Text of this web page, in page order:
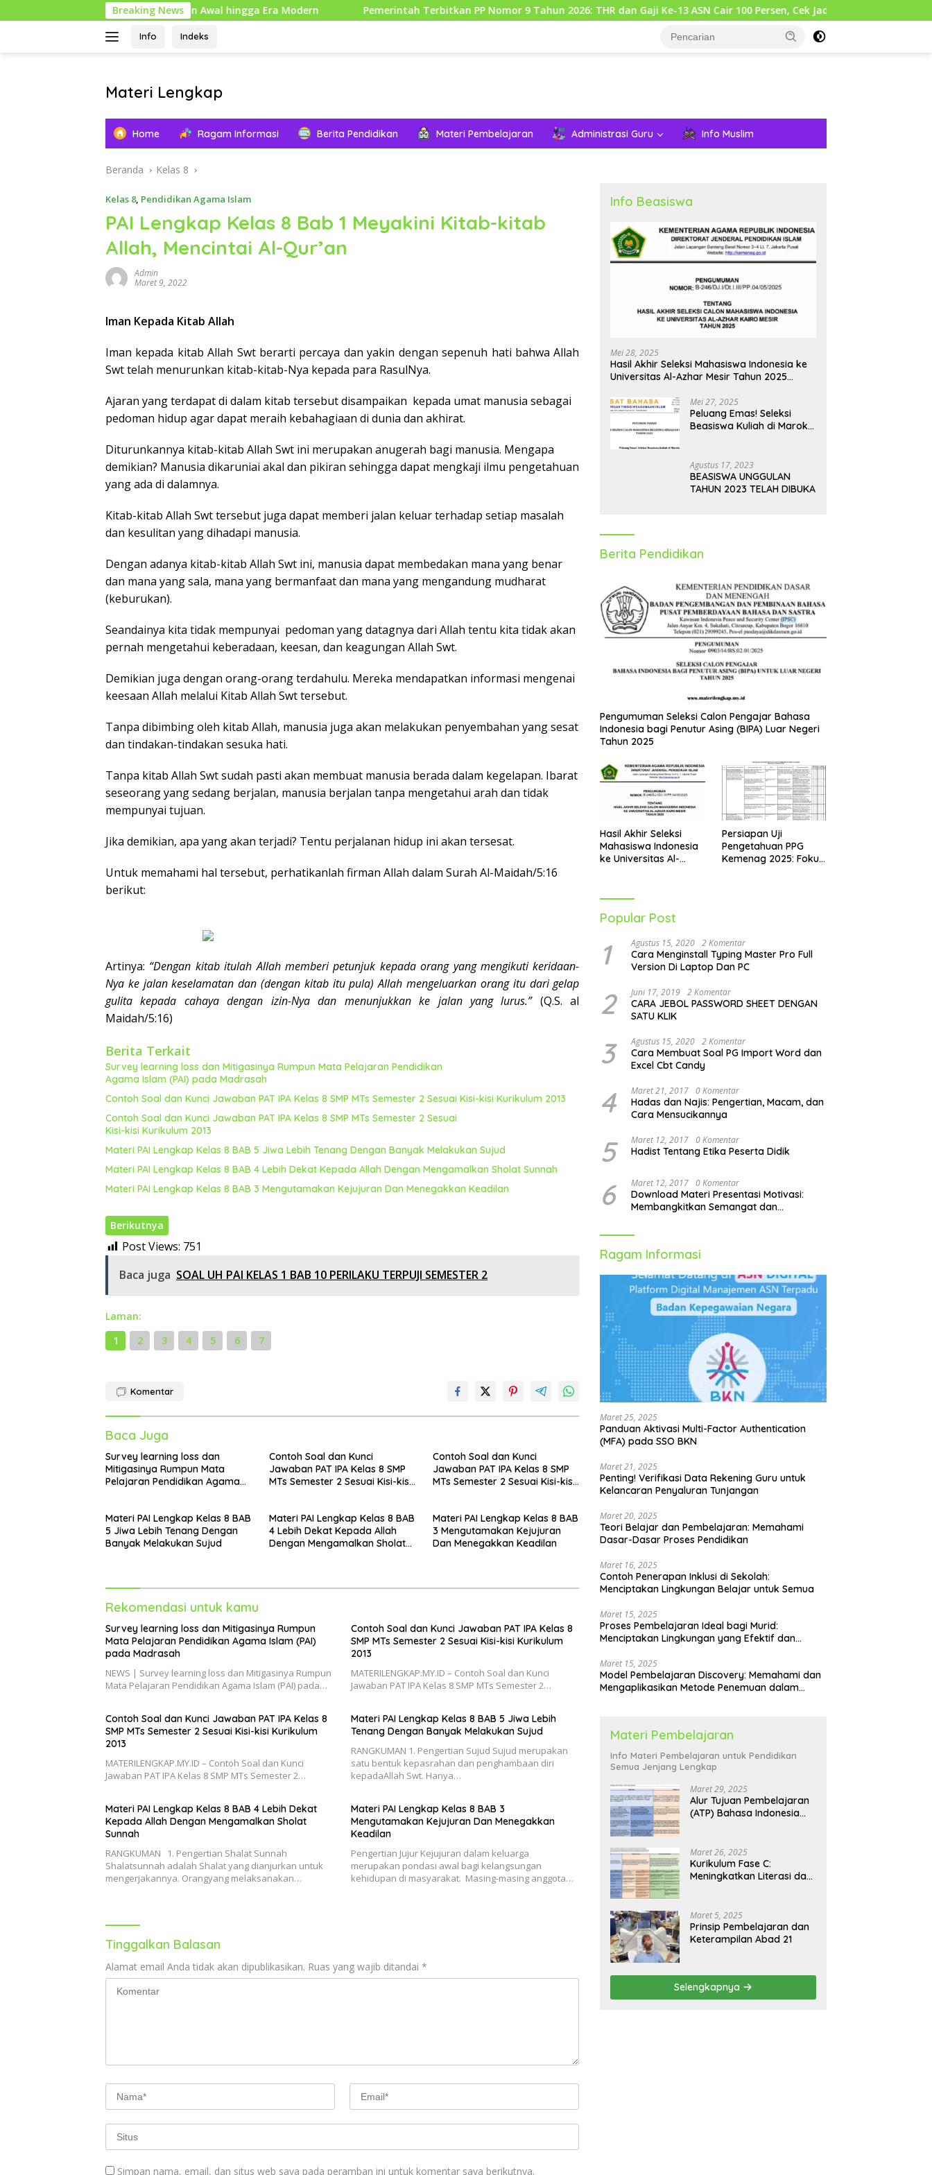
ke
Breaking News
Komputer: Dari Penemuan Awal hingga Era Modern Pemerintah Terbitkan PP Nomor 9 Tahun 2026: THR dan Gaji Ke-13 ASN Cair 100 Persen, Cek Jadwalnya!
Info Indeks
Materi Lengkap
Pendidikan
Lengkap
Home Ragam Informasi Berita Pendidikan Materi Pembelajaran Administrasi Guru Info Muslim
Beranda Kelas 8
Kelas 8, Pendidikan Agama Islam
PAI Lengkap Kelas 8 Bab 1 Meyakini Kitab-kitab
Allah, Mencintai Al-Qur’an
Admin
Maret 9, 2022
Iman Kepada Kitab Allah
Iman kepada kitab Allah Swt berarti percaya dan yakin dengan sepenuh hati bahwa Allah
Swt telah menurunkan kitab-kitab-Nya kepada para RasulNya.
Ajaran yang terdapat di dalam kitab tersebut disampaikan kepada umat manusia sebagai
pedoman hidup agar dapat meraih kebahagiaan di dunia dan akhirat.
Diturunkannya kitab-kitab Allah Swt ini merupakan anugerah bagi manusia. Mengapa
demikian? Manusia dikaruniai akal dan pikiran sehingga dapat mengkaji ilmu pengetahuan
yang ada di dalamnya.
Kitab-kitab Allah Swt tersebut juga dapat memberi jalan keluar terhadap setiap masalah
dan kesulitan yang dihadapi manusia.
Dengan adanya kitab-kitab Allah Swt ini, manusia dapat membedakan mana yang benar
dan mana yang sala, mana yang bermanfaat dan mana yang mengandung mudharat
(keburukan).
Seandainya kita tidak mempunyai pedoman yang datagnya dari Allah tentu kita tidak akan
pernah mengetahui keberadaan, keesan, dan keagungan Allah Swt.
Demikian juga dengan orang-orang terdahulu. Mereka mendapatkan informasi mengenai
keesaan Allah melalui Kitab Allah Swt tersebut.
Tanpa dibimbing oleh kitab Allah, manusia juga akan melakukan penyembahan yang sesat
dan tindakan-tindakan sesuka hati.
Tanpa kitab Allah Swt sudah pasti akan membuat manusia berada dalam kegelapan. Ibarat
seseorang yang sedang berjalan, manusia berjalan tanpa mengetahui arah dan tidak
mempunyai tujuan.
Jika demikian, apa yang akan terjadi? Tentu perjalanan hidup ini akan tersesat.
Untuk memahami hal tersebut, perhatikanlah firman Allah dalam Surah Al-Maidah/5:16
berikut:
Artinya: “Dengan kitab itulah Allah memberi petunjuk kepada orang yang mengikuti keridaan-
Nya ke jalan keselamatan dan (dengan kitab itu pula) Allah mengeluarkan orang itu dari gelap
gulita kepada cahaya dengan izin-Nya dan menunjukkan ke jalan yang lurus.”(Q.S. al
Maidah/5:16)
Berita Terkait
Survey learning loss dan Mitigasinya Rumpun Mata Pelajaran Pendidikan
Agama Islam (PAI) pada Madrasah
Contoh Soal dan Kunci Jawaban PAT IPA Kelas 8 SMP MTs Semester 2 Sesuai Kisi-kisi Kurikulum 2013
Contoh Soal dan Kunci Jawaban PAT IPA Kelas 8 SMP MTs Semester 2 Sesuai
Kisi-kisi Kurikulum 2013
Materi PAI Lengkap Kelas 8 BAB 5 Jiwa Lebih Tenang Dengan Banyak Melakukan Sujud
Materi PAI Lengkap Kelas 8 BAB 4 Lebih Dekat Kepada Allah Dengan Mengamalkan Sholat Sunnah
Materi PAI Lengkap Kelas 8 BAB 3 Mengutamakan Kejujuran Dan Menegakkan Keadilan
Berikutnya
Post Views: 751
Baca juga SOAL UH PAI KELAS 1 BAB 10 PERILAKU TERPUJI SEMESTER 2
Laman:
1
2 3 4 5 6 7
Komentar
Baca Juga
Survey learning loss dan
Mitigasinya Rumpun Mata
Pelajaran Pendidikan Agama
Contoh Soal dan Kunci
Jawaban PAT IPA Kelas 8 SMP
MTs Semester 2 Sesuai Kisi-kisi
Contoh Soal dan Kunci
Jawaban PAT IPA Kelas 8 SMP
MTs Semester 2 Sesuai Kisi-kisi
Materi PAI Lengkap Kelas 8 BAB
5 Jiwa Lebih Tenang Dengan
Banyak Melakukan Sujud
Materi PAI Lengkap Kelas 8 BAB
4 Lebih Dekat Kepada Allah
Dengan Mengamalkan Sholat
Materi PAI Lengkap Kelas 8 BAB
3 Mengutamakan Kejujuran
Dan Menegakkan Keadilan
Rekomendasi untuk kamu
Survey learning loss dan Mitigasinya Rumpun
Mata Pelajaran Pendidikan Agama Islam (PAI)
pada Madrasah
NEWS | Survey learning loss dan Mitigasinya Rumpun
Mata Pelajaran Pendidikan Agama Islam (PAI) pada…
Contoh Soal dan Kunci Jawaban PAT IPA Kelas 8
SMP MTs Semester 2 Sesuai Kisi-kisi Kurikulum
2013
MATERILENGKAP.MY.ID – Contoh Soal dan Kunci
Jawaban PAT IPA Kelas 8 SMP MTs Semester 2…
Contoh Soal dan Kunci Jawaban PAT IPA Kelas 8
SMP MTs Semester 2 Sesuai Kisi-kisi Kurikulum
2013
MATERILENGKAP.MY.ID – Contoh Soal dan Kunci
Jawaban PAT IPA Kelas 8 SMP MTs Semester 2…
Materi PAI Lengkap Kelas 8 BAB 5 Jiwa Lebih
Tenang Dengan Banyak Melakukan Sujud
RANGKUMAN 1. Pengertian Sujud Sujud merupakan
satu bentuk kepasrahan dan penghambaan diri
kepadaAllah Swt. Hanya…
Materi PAI Lengkap Kelas 8 BAB 4 Lebih Dekat
Kepada Allah Dengan Mengamalkan Sholat
Sunnah
RANGKUMAN 1. Pengertian Shalat Sunnah
Shalatsunnah adalah Shalat yang dianjurkan untuk
mengerjakannya. Orangyang melaksanakan…
Materi PAI Lengkap Kelas 8 BAB 3
Mengutamakan Kejujuran Dan Menegakkan
Keadilan
Pengertian Jujur Kejujuran dalam keluarga
merupakan pondasi awal bagi kelangsungan
kehidupan di masyarakat. Masing-masing anggota…
Tinggalkan Balasan
Alamat email Anda tidak akan dipublikasikan. Ruas yang wajib ditandai *
Simpan nama, email, dan situs web saya pada peramban ini untuk komentar saya berikutnya.
Info Beasiswa
Mei 28, 2025
Hasil Akhir Seleksi Mahasiswa Indonesia ke
Universitas Al-Azhar Mesir Tahun 2025
Mei 27, 2025
Peluang Emas! Seleksi
Beasiswa Kuliah di Maroko
Agustus 17, 2023
BEASISWA UNGGULAN
TAHUN 2023 TELAH DIBUKA
Berita Pendidikan
Pengumuman Seleksi Calon Pengajar Bahasa
Indonesia bagi Penutur Asing (BIPA) Luar Negeri
Tahun 2025
Hasil Akhir Seleksi
Mahasiswa Indonesia
ke Universitas Al-
Persiapan Uji
Pengetahuan PPG
Kemenag 2025: Fokus
Popular Post
1 Agustus 15, 2020 2 Komentar
Cara Menginstall Typing Master Pro Full
Version Di Laptop Dan PC
2 Juni 17, 2019 2 Komentar
CARA JEBOL PASSWORD SHEET DENGAN
SATU KLIK
3 Agustus 15, 2020 2 Komentar
Cara Membuat Soal PG Import Word dan
Excel Cbt Candy
4 Maret 21, 2017 0 Komentar
Hadas dan Najis: Pengertian, Macam, dan
Cara Mensucikannya
5 Maret 12, 2017 0 Komentar
Hadist Tentang Etika Peserta Didik
6 Maret 12, 2017 0 Komentar
Download Materi Presentasi Motivasi:
Membangkitkan Semangat dan
Ragam Informasi
Maret 25, 2025
Panduan Aktivasi Multi-Factor Authentication
(MFA) pada SSO BKN
Maret 21, 2025
Penting! Verifikasi Data Rekening Guru untuk
Kelancaran Penyaluran Tunjangan
Maret 20, 2025
Teori Belajar dan Pembelajaran: Memahami
Dasar-Dasar Proses Pendidikan
Maret 16, 2025
Contoh Penerapan Inklusi di Sekolah:
Menciptakan Lingkungan Belajar untuk Semua
Maret 15, 2025
Proses Pembelajaran Ideal bagi Murid:
Menciptakan Lingkungan yang Efektif dan
Maret 15, 2025
Model Pembelajaran Discovery: Memahami dan
Mengaplikasikan Metode Penemuan dalam
Materi Pembelajaran
Info Materi Pembelajaran untuk Pendidikan
Semua Jenjang Lengkap
Maret 29, 2025
Alur Tujuan Pembelajaran
(ATP) Bahasa Indonesia
Maret 26, 2025
Kurikulum Fase C:
Meningkatkan Literasi dan
Maret 5, 2025
Prinsip Pembelajaran dan
Keterampilan Abad 21
Selengkapnya